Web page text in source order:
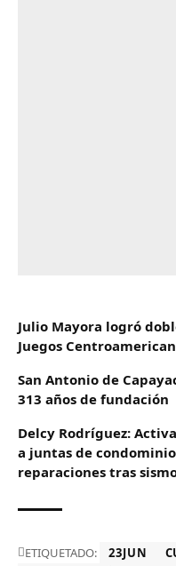
Julio Mayora logró
Juegos
San Antonio de
313 años de fundación
Delcy Rodríguez:
a juntas de
reparaciones tras
ETIQUETADO: 23JUN